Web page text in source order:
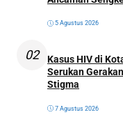
5 Agustus 2026
02
Kasus HIV di
Serukan
Stigma
7 Agustus 2026